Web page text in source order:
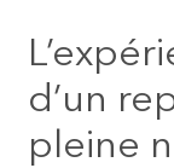
d’un
pleine